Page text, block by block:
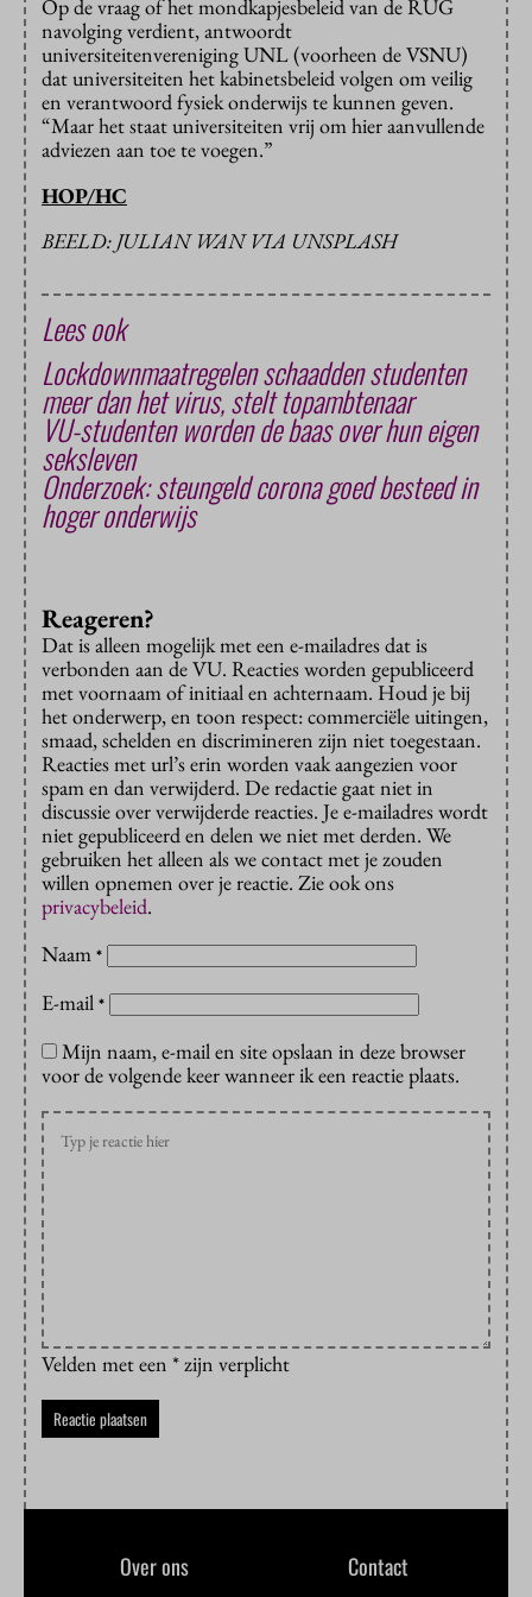
Op de vraag of het mondkapjesbeleid van de RUG
navolging verdient, antwoordt
universiteitenvereniging UNL (voorheen de VSNU)
dat universiteiten het kabinetsbeleid volgen om veilig
en verantwoord fysiek onderwijs te kunnen geven.
“Maar het staat universiteiten vrij om hier aanvullende
adviezen aan toe te voegen.”
HOP/HC
BEELD: JULIAN WAN VIA UNSPLASH
Lees ook
Lockdownmaatregelen schaadden studenten
meer dan het virus, stelt topambtenaar
VU-studenten worden de baas over hun eigen
seksleven
Onderzoek: steungeld corona goed besteed in
hoger onderwijs
Reageren?
Dat is alleen mogelijk met een e-mailadres dat is
verbonden aan de VU. Reacties worden gepubliceerd
met voornaam of initiaal en achternaam. Houd je bij
het onderwerp, en toon respect: commerciële uitingen,
smaad, schelden en discrimineren zijn niet toegestaan.
Reacties met url’s erin worden vaak aangezien voor
spam en dan verwijderd. De redactie gaat niet in
discussie over verwijderde reacties. Je e-mailadres wordt
niet gepubliceerd en delen we niet met derden. We
gebruiken het alleen als we contact met je zouden
willen opnemen over je reactie. Zie ook ons
privacybeleid.
Naam *
E-mail *
Mijn naam, e-mail en site opslaan in deze browser
voor de volgende keer wanneer ik een reactie plaats.
Velden met een * zijn verplicht
Over ons Contact